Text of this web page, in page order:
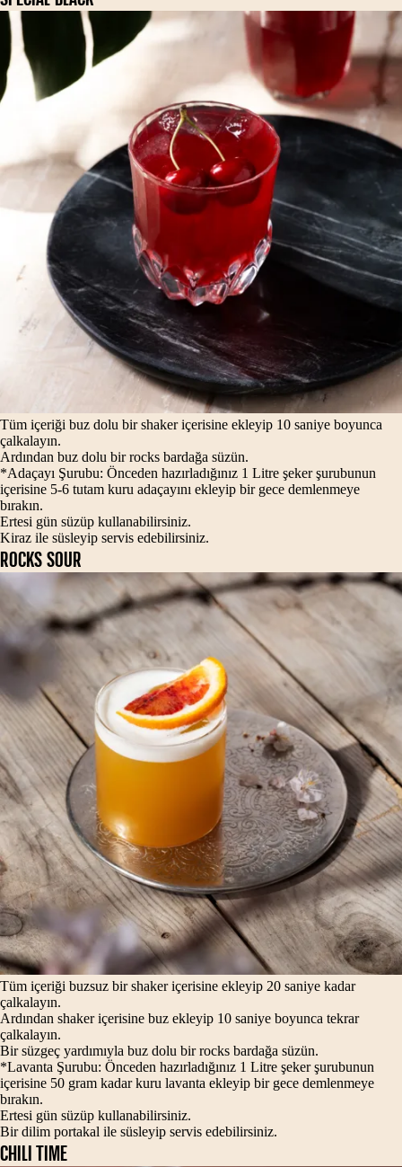
Tüm içeriği buz dolu bir shaker içerisine ekleyip 10 saniye boyunca
çalkalayın.
Ardından buz dolu bir rocks bardağa süzün.
*Adaçayı Şurubu: Önceden hazırladığınız 1 Litre şeker şurubunun
içerisine 5-6 tutam kuru adaçayını ekleyip bir gece demlenmeye
bırakın.
Ertesi gün süzüp kullanabilirsiniz.
Kiraz ile süsleyip servis edebilirsiniz.
ROCKS SOUR
Tüm içeriği buzsuz bir shaker içerisine ekleyip 20 saniye kadar
çalkalayın.
Ardından shaker içerisine buz ekleyip 10 saniye boyunca tekrar
çalkalayın.
Bir süzgeç yardımıyla buz dolu bir rocks bardağa süzün.
*Lavanta Şurubu: Önceden hazırladığınız 1 Litre şeker şurubunun
içerisine 50 gram kadar kuru lavanta ekleyip bir gece demlenmeye
bırakın.
Ertesi gün süzüp kullanabilirsiniz.
Bir dilim portakal ile süsleyip servis edebilirsiniz.
CHILI TIME